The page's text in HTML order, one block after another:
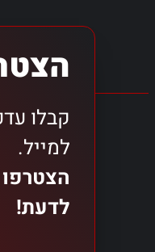
קבלו
למייל.
לדעת!